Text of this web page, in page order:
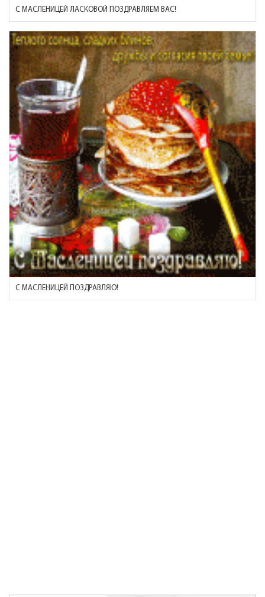
С МАСЛЕНИЦЕЙ ЛАСКОВОЙ ПОЗДРАВЛЯЕМ ВАС!
С МАСЛЕНИЦЕЙ ПОЗДРАВЛЯЮ!